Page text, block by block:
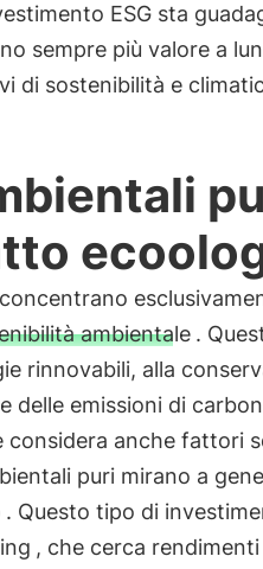
ESG sta
sempre più valore a
di sostenibilità e
ambientale .
rinnovabili, alla
delle emissioni di
considera anche fattori
puri mirano a
. Questo tipo di
, che cerca rendimenti